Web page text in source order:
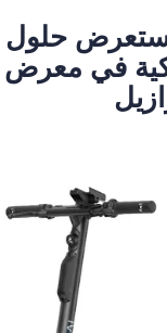
حلول
في معرض